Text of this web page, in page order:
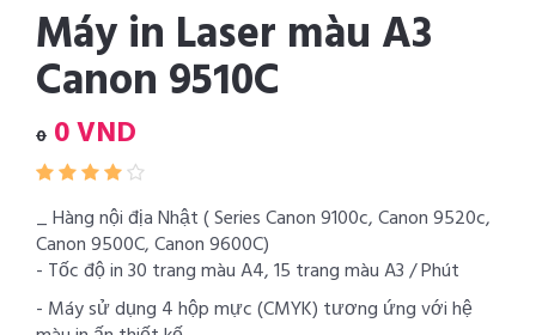
Máy in Laser màu A3
Canon 9510C
0 0 VND
_ Hàng nội địa Nhật ( Series Canon 9100c, Canon 9520c,
Canon 9500C, Canon 9600C)
- Tốc độ in 30 trang màu A4, 15 trang màu A3 / Phút
- Máy sử dụng 4 hộp mực (CMYK) tương ứng với hệ